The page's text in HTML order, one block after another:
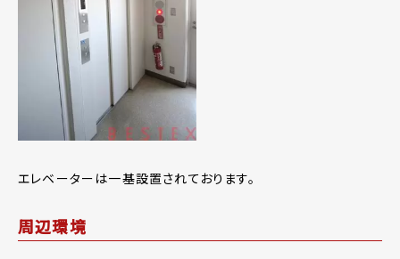
エレベーターは一基設置されております。
周辺環境